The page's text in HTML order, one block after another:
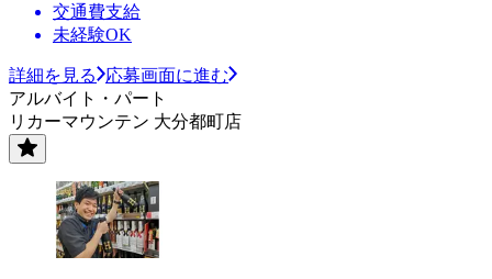
交通費支給
未経験OK
詳細を見る
応募画面に進む
アルバイト・パート
リカーマウンテン 大分都町店